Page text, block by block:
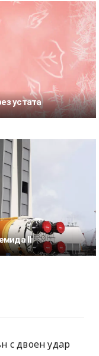
устата
II
с двоен удар